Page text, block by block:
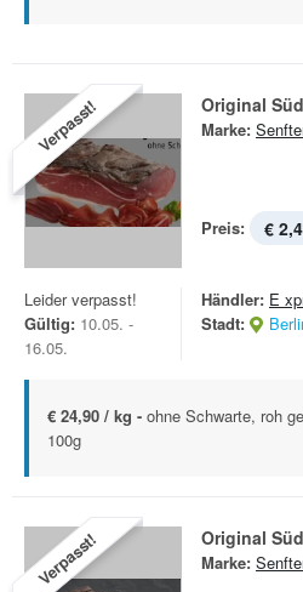
Verpasst! Original
Marke:
Preis: €
Leider verpasst!
Gültig: 10.05. -
16.05.
Händler: E
Stadt:
€ 24,90 / kg - ohne Schwarte, roh
100g
Verpasst! Original
Marke: